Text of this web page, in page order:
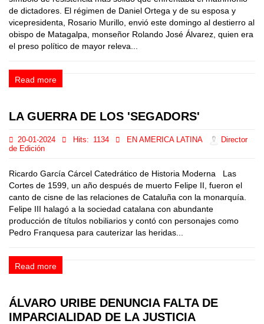
de dictadores. El régimen de Daniel Ortega y de su esposa y
vicepresidenta, Rosario Murillo, envió este domingo al destierro al
obispo de Matagalpa, monseñor Rolando José Álvarez, quien era
el preso político de mayor releva...
Read more
LA GUERRA DE LOS 'SEGADORS'
20-01-2024 Hits: 1134 EN AMERICA LATINA
Director
de Edición
Ricardo García Cárcel Catedrático de Historia Moderna Las
Cortes de 1599, un año después de muerto Felipe II, fueron el
canto de cisne de las relaciones de Cataluña con la monarquía.
Felipe III halagó a la sociedad catalana con abundante
producción de títulos nobiliarios y contó con personajes como
Pedro Franquesa para cauterizar las heridas...
Read more
ÁLVARO URIBE DENUNCIA FALTA DE
IMPARCIALIDAD DE LA JUSTICIA